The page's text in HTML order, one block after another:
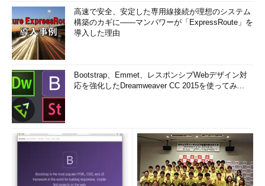
高速で安全、安定した専用線接続が理想のシステム
構築のカギに――マンパワーが「ExpressRoute」を
導入した理由
Bootstrap、Emmet、レスポンシブWebデザイン対
応を強化したDreamweaver CC 2015を使ってみ...